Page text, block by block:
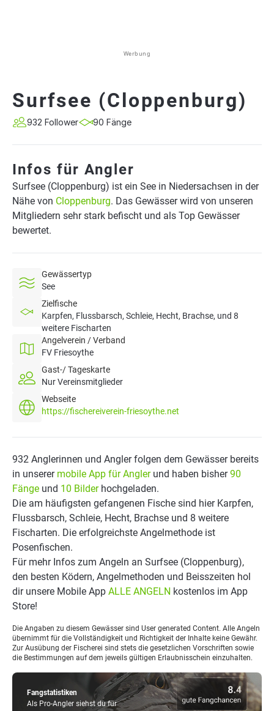
Werbung
Surfsee (Cloppenburg)
932 Follower 90 Fänge
Infos für Angler
Surfsee (Cloppenburg) ist ein See in Niedersachsen in der
Nähe von Cloppenburg. Das Gewässer wird von unseren
Mitgliedern sehr stark befischt und als Top Gewässer
bewertet.
Gewässertyp
See
Zielfische
Karpfen, Flussbarsch, Schleie, Hecht, Brachse, und 8
weitere Fischarten
Angelverein / Verband
FV Friesoythe
Gast-/ Tageskarte
Nur Vereinsmitglieder
Webseite
https://fischereiverein-friesoythe.net
Fangstatistiken
Als Pro-Angler siehst du für
932 Anglerinnen und Angler folgen dem Gewässer bereits
in unserer mobile App für Anglerund haben bisher90
Fänge und 10 Bilderhochgeladen.
Die am häufigsten gefangenen Fische sind hier Karpfen,
Flussbarsch, Schleie, Hecht, Brachse und 8 weitere
Fischarten. Die erfolgreichste Angelmethode ist
Posenfischen.
Für mehr Infos zum Angeln an Surfsee (Cloppenburg),
den besten Ködern, Angelmethoden und Beisszeiten hol
dir unsere Mobile App ALLE ANGELN kostenlos im App
Store!
Die Angaben zu diesem Gewässer sind User generated Content. Alle Angeln
übernimmt für die Vollständigkeit und Richtigkeit der Inhalte keine Gewähr.
Zur Ausübung der Fischerei sind stets die gesetzlichen Vorschriften sowie
die Bestimmungen auf dem jeweils gültigen Erlaubnisschein einzuhalten.